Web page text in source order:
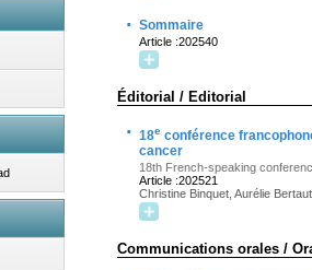
· Sommaire
Article :202540
Éditorial / Editorial
· 18e conférence
cancer
18th French-speaking
Article :202521
Christine Binquet, Aurélie Bertaut
Communications orales /